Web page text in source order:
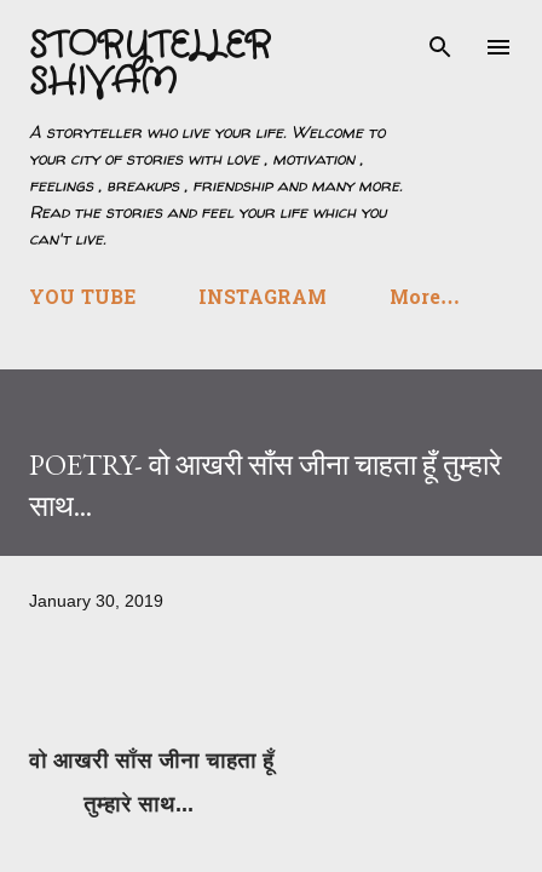
Skip to main content
STORYTELLER
SHIVAM
A storyteller who live your life. Welcome to
your city of stories with love , motivation ,
feelings , breakups , friendship and many more.
Read the stories and feel your life which you
can't live.
YOU TUBE INSTAGRAM More…
POETRY- वो आखरी साँस जीना चाहता हूँ तुम्हारे
साथ...
January 30, 2019
वो आखरी साँस जीना चाहता हूँ
तुम्हारे साथ...